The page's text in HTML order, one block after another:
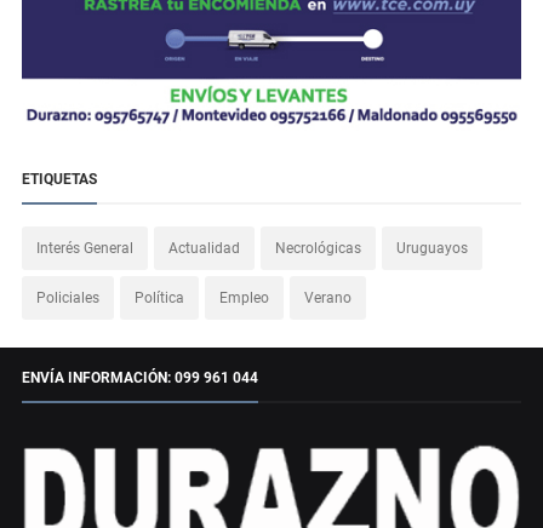
ETIQUETAS
Interés General Actualidad Necrológicas Uruguayos
Policiales Política Empleo Verano
ENVÍA INFORMACIÓN: 099 961 044